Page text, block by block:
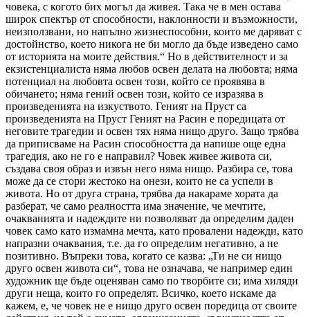
човека, с когото бих могъл да живея. Така че в мен остава
широк спектър от способности, наклонности и възможности,
неизползвани, но напълно жизнеспособни, които ме даряват с
достойнство, което никога не би могло да бъде изведено само
от историята на моите действия.“ Но в действителност и за
екзистенциалиста няма любов освен делата на любовта; няма
потенциал на любовта освен този, който се проявява в
обичането; няма гений освен този, който се изразява в
произведенията на изкуството. Геният на Пруст са
произведенията на Пруст Геният на Расин е поредицата от
неговите трагедии и освен тях няма нищо друго. Защо трябва
да приписваме на Расин способността да напише още една
трагедия, ако не го е направил? Човек живее живота си,
създава своя образ и извън него няма нищо. Разбира се, това
може да се стори жестоко на онези, които не са успели в
живота. Но от друга страна, трябва да накараме хората да
разберат, че само реалността има значение, че мечтите,
очакванията и надеждите ни позволяват да определим даден
човек само като измамна мечта, като провалени надежди, като
напразни очаквания, т.е. да го определим негативно, а не
позитивно. Въпреки това, когато се казва: „Ти не си нищо
друго освен живота си“, това не означава, че например един
художник ще бъде оценяван само по творбите си; има хиляди
други неща, които го определят. Всичко, което искаме да
кажем, е, че човек не е нищо друго освен поредица от своите